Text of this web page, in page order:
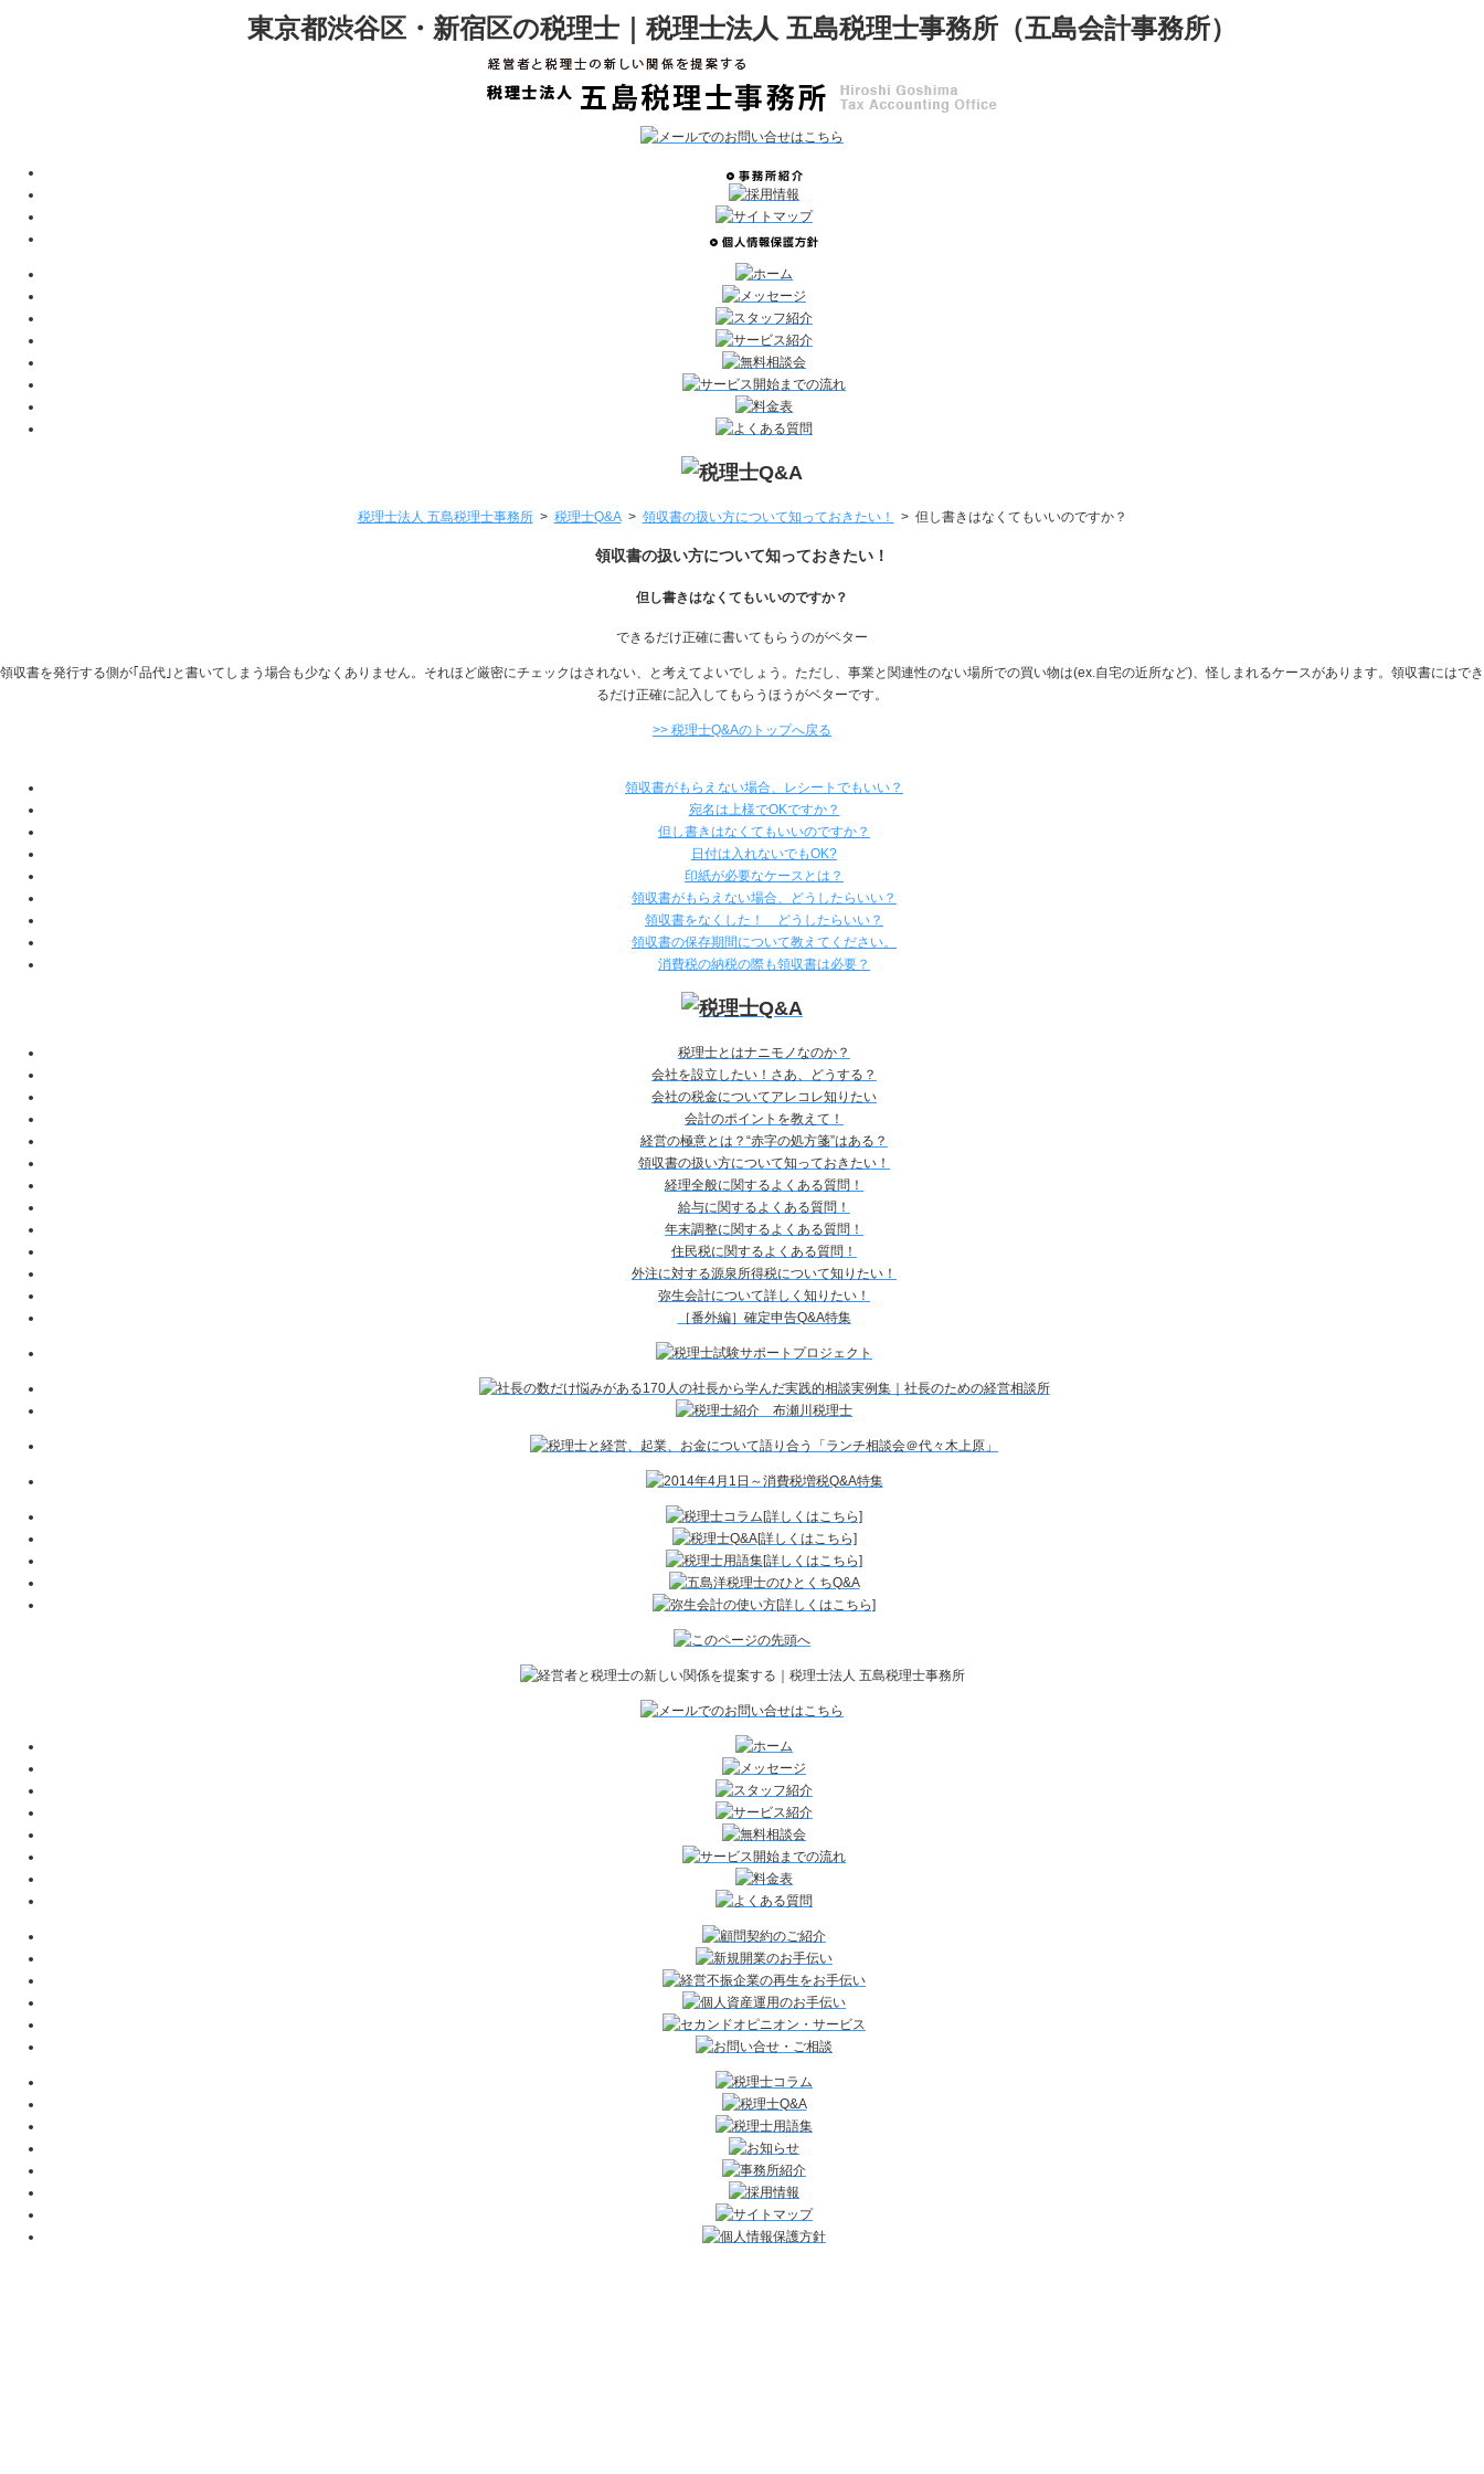
東京都渋谷区・新宿区の税理士｜税理士法人 五島税理士事務所（五島会計事務所）
税理士法人 五島税理士事務所> 税理士Q&A> 領収書の扱い方について知っておきたい！ > 但し書きはなくてもいいのですか？
領収書の扱い方について知っておきたい！
但し書きはなくてもいいのですか？
できるだけ正確に書いてもらうのがベター
領収書を発行する側が｢品代｣と書いてしまう場合も少なくありません。それほど厳密にチェックはされない、と考えてよいでしょう。ただし、事業と関連性のない場所での買い物は(ex.自宅の近所など)、怪しまれるケースがあります。領収書にはでき
るだけ正確に記入してもらうほうがベターです。
>> 税理士Q&Aのトップへ戻る
領収書がもらえない場合、レシートでもいい？
宛名は上様でOKですか？
但し書きはなくてもいいのですか？
日付は入れないでもOK?
印紙が必要なケースとは？
領収書がもらえない場合、どうしたらいい？
領収書をなくした！ どうしたらいい？
領収書の保存期間について教えてください。
消費税の納税の際も領収書は必要？
税理士とはナニモノなのか？
会社を設立したい！さあ、どうする？
会社の税金についてアレコレ知りたい
会計のポイントを教えて！
経営の極意とは？“赤字の処方箋”はある？
領収書の扱い方について知っておきたい！
経理全般に関するよくある質問！
給与に関するよくある質問！
年末調整に関するよくある質問！
住民税に関するよくある質問！
外注に対する源泉所得税について知りたい！
弥生会計について詳しく知りたい！
［番外編］確定申告Q&A特集